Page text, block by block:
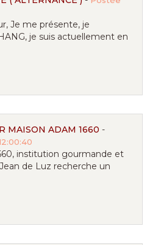
Je me présente, je
je suis actuellement en
MAISON ADAM 1660 -
institution gourmande et
de Luz recherche un